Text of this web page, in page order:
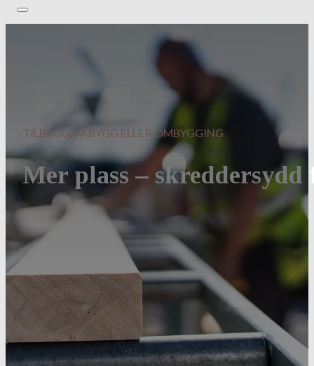
TILBYGG, PÅBYGG ELLER OMBYGGING
Mer plass –